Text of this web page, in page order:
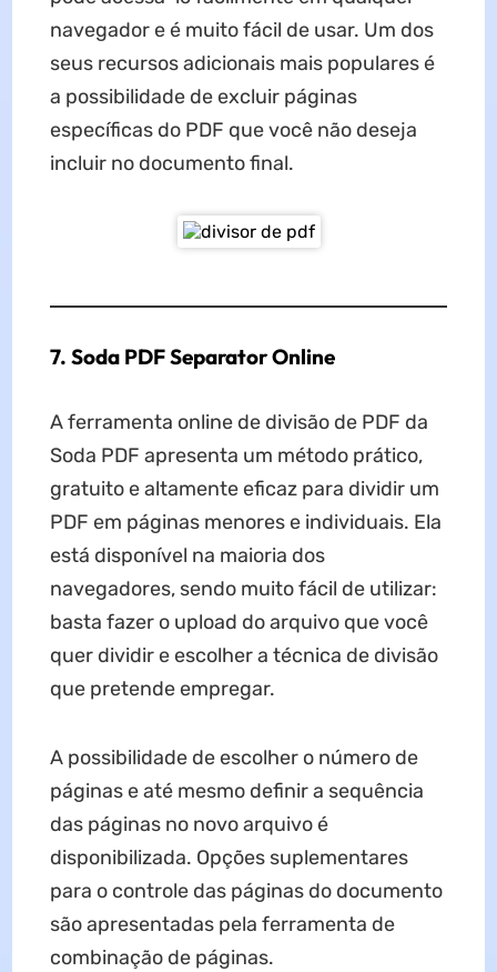
navegador e é muito fácil de usar. Um dos
seus recursos adicionais mais populares é
a possibilidade de excluir páginas
específicas do PDF que você não deseja
incluir no documento final.
7. Soda PDF Separator Online
A ferramenta online de divisão de PDF da
Soda PDF apresenta um método prático,
gratuito e altamente eficaz para dividir um
PDF em páginas menores e individuais. Ela
está disponível na maioria dos
navegadores, sendo muito fácil de utilizar:
basta fazer o upload do arquivo que você
quer dividir e escolher a técnica de divisão
que pretende empregar.
A possibilidade de escolher o número de
páginas e até mesmo definir a sequência
das páginas no novo arquivo é
disponibilizada. Opções suplementares
para o controle das páginas do documento
são apresentadas pela ferramenta de
combinação de páginas.